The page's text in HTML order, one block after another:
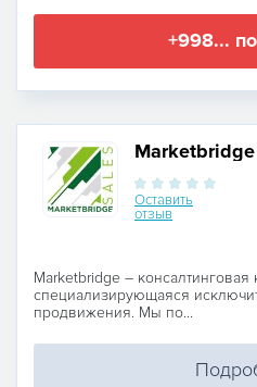
+998...
Marketbridge
Оставить
отзыв
Marketbridge – консалтинговая
специализирующаяся
продвижения. Мы по...